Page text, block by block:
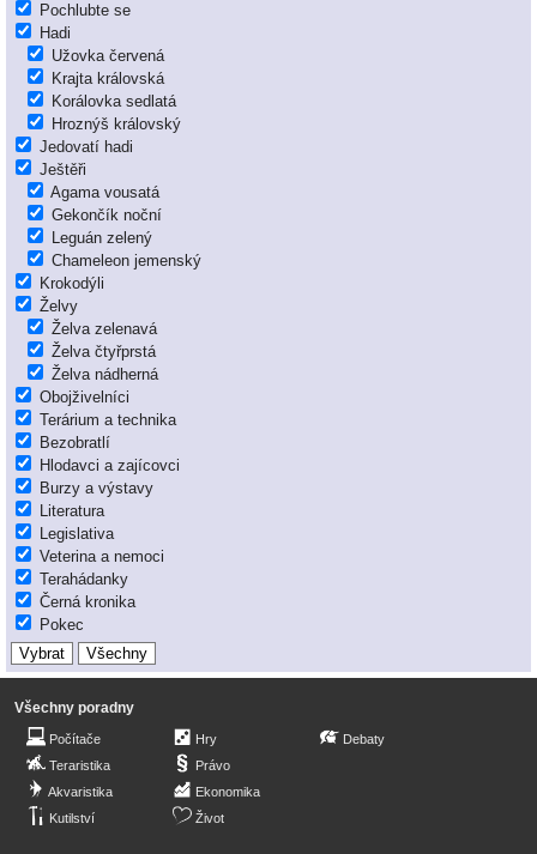
Pochlubte se
Hadi
Užovka červená
Krajta královská
Korálovka sedlatá
Hroznýš královský
Jedovatí hadi
Ještěři
Agama vousatá
Gekončík noční
Leguán zelený
Chameleon jemenský
Krokodýli
Želvy
Želva zelenavá
Želva čtyřprstá
Želva nádherná
Obojživelníci
Terárium a technika
Bezobratlí
Hlodavci a zajícovci
Burzy a výstavy
Literatura
Legislativa
Veterina a nemoci
Terahádanky
Černá kronika
Pokec
Všechny poradny
Počítače
Teraristika
Akvaristika
Kutilství
Hry
Právo
Ekonomika
Život
Debaty